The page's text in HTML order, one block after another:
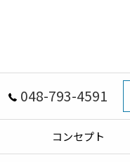
048-793-4591
コンセプト